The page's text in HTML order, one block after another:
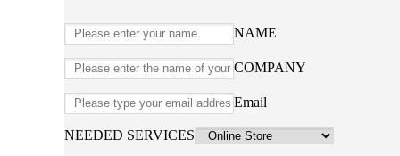
NAME
COMPANY
Email
NEEDED SERVICES